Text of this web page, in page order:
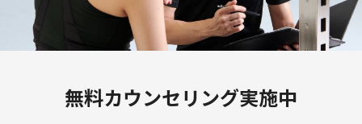
無料カウンセリング実施中